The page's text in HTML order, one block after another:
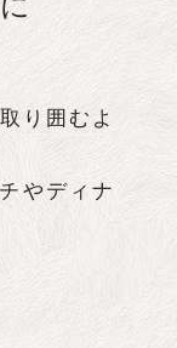
り囲むよ
やディナ